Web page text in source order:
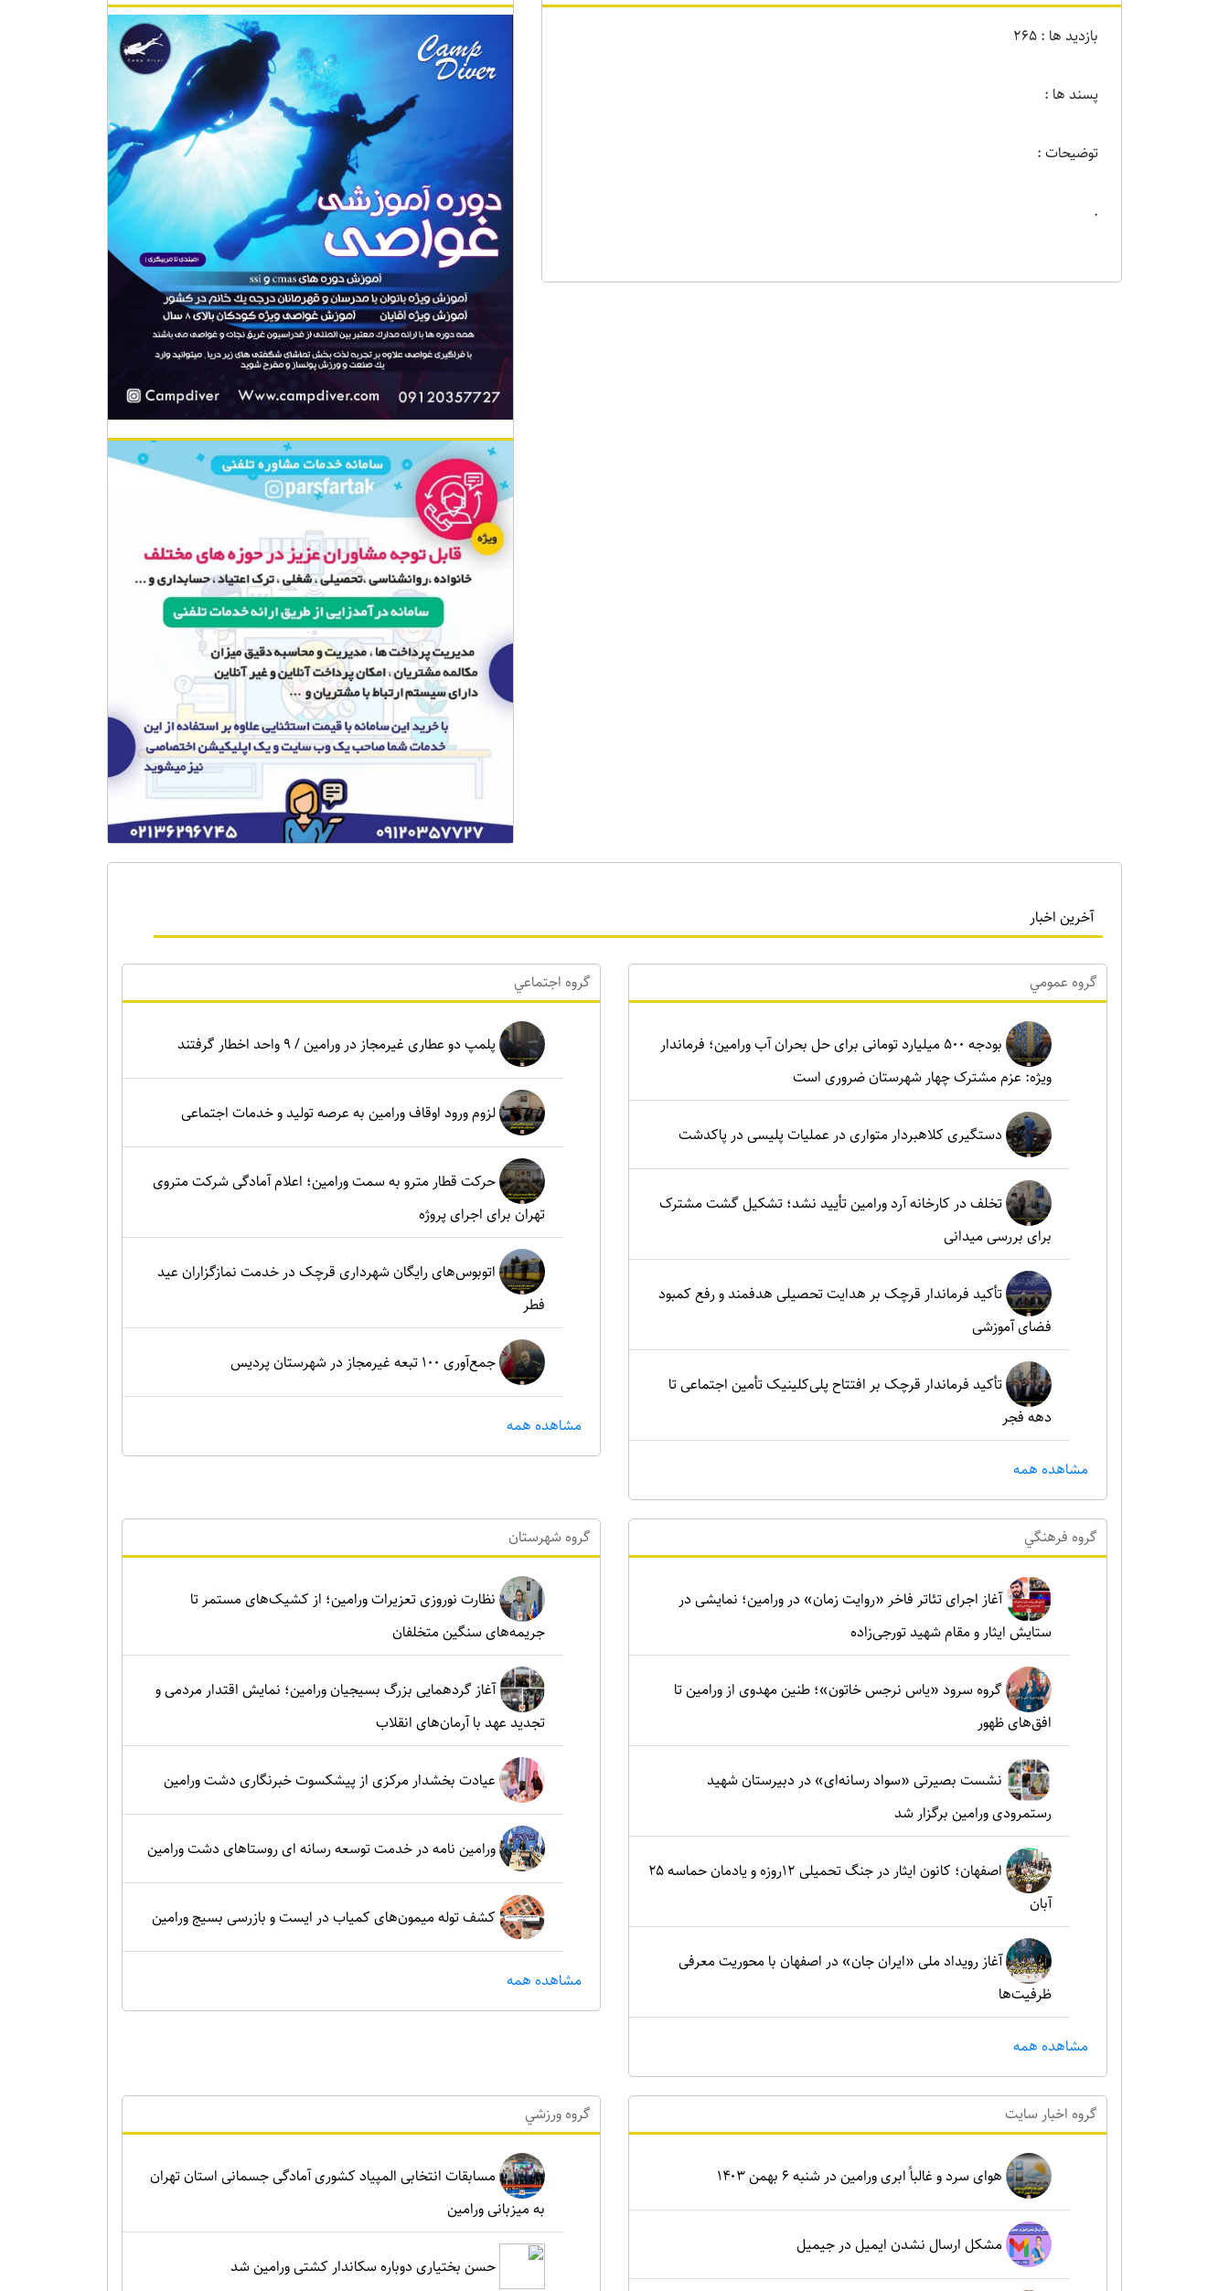
بازدید ها : 265
پسند ها :
توضیحات :
.
آخرین اخبار
گروه عمومي
بودجه ۵۰۰ میلیارد تومانی برای حل بحران آب ورامین؛ فرماندار
ویژه: عزم مشترک چهار شهرستان ضروری است
دستگیری کلاهبردار متواری در عملیات پلیسی در پاکدشت
تخلف در کارخانه آرد ورامین تأیید نشد؛ تشکیل گشت مشترک
برای بررسی میدانی
تأکید فرماندار قرچک بر هدایت تحصیلی هدفمند و رفع کمبود
فضای آموزشی
تأکید فرماندار قرچک بر افتتاح پلی‌کلینیک تأمین اجتماعی تا
دهه فجر
مشاهده همه
گروه اجتماعي
پلمپ دو عطاری غیرمجاز در ورامین / ۹ واحد اخطار گرفتند
لزوم ورود اوقاف ورامین به عرصه تولید و خدمات اجتماعی
حرکت قطار مترو به سمت ورامین؛ اعلام آمادگی شرکت متروی
تهران برای اجرای پروژه
اتوبوس‌های رایگان شهرداری قرچک در خدمت نمازگزاران عید
فطر
جمع‌آوری ۱۰۰ تبعه غیرمجاز در شهرستان پردیس
مشاهده همه
گروه فرهنگي
آغاز اجرای تئاتر فاخر «روایت زمان» در ورامین؛ نمایشی در
ستایش ایثار و مقام شهید تورجی‌زاده
گروه سرود «یاس نرجس خاتون»؛ طنین مهدوی از ورامین تا
افق‌های ظهور
نشست بصیرتی «سواد رسانه‌ای» در دبیرستان شهید
رستمرودی ورامین برگزار شد
اصفهان؛ کانون ایثار در جنگ تحمیلی ۱۲روزه و یادمان حماسه ۲۵
آبان
آغاز رویداد ملی «ایران جان» در اصفهان با محوریت معرفی
ظرفیت‌ها
مشاهده همه
گروه شهرستان
نظارت نوروزی تعزیرات ورامین؛ از کشیک‌های مستمر تا
جریمه‌های سنگین متخلفان
آغاز گردهمایی بزرگ بسیجیان ورامین؛ نمایش اقتدار مردمی و
تجدید عهد با آرمان‌های انقلاب
عیادت بخشدار مرکزی از پیشکسوت خبرنگاری دشت ورامین
ورامین نامه در خدمت توسعه رسانه ای روستاهای دشت ورامین
کشف توله میمون‌های کمیاب در ایست و بازرسی بسیج ورامین
مشاهده همه
گروه اخبار سايت
هوای سرد و غالباً ابری ورامین در شنبه ۶ بهمن ۱۴۰۳
مشکل ارسال نشدن ایمیل در جیمیل
گروه ورزشي
مسابقات انتخابی المپیاد کشوری آمادگی جسمانی استان تهران
به میزبانی ورامین
حسن بختیاری دوباره سکاندار کشتی ورامین شد